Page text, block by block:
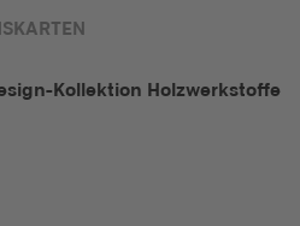
Kollektion Holzwerkstoffe